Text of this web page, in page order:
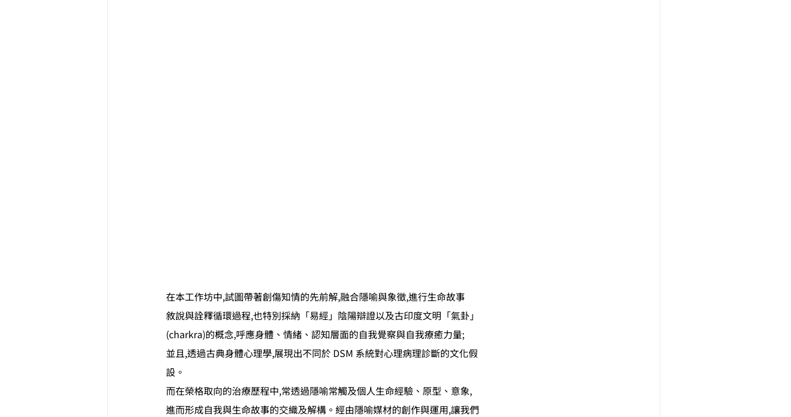
在本工作坊中,試圖帶著創傷知情的先前解,融合隱喻與象徵,進行生命故事
敘說與詮釋循環過程,也特別採納「易經」陰陽辯證以及古印度文明「氣卦」
(charkra)的概念,呼應身體、情緒、認知層面的自我覺察與自我療癒力量;
並且,透過古典身體心理學,展現出不同於 DSM 系統對心理病理診斷的文化假
設。
而在榮格取向的治療歷程中,常透過隱喻常觸及個人生命經驗、原型、意象,
進而形成自我與生命故事的交織及解構。經由隱喻媒材的創作與運用,讓我們